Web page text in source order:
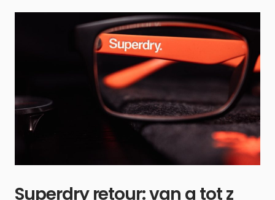
Superdry retour: van a tot z